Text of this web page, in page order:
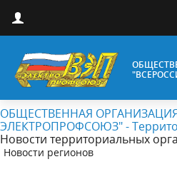
ОБЩЕСТВЕННАЯ
ЭЛЕКТРОПРОФСОЮЗ" -
Новости территориальных
Новости регионов